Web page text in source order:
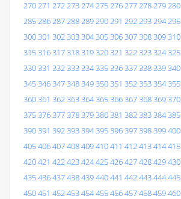
270271 272273274275276277278279280
285286287288289290291 292293294295
300301 302303304305306307308309310
315316317318319320321 322323324325
330331 332333334335336337338339340
345346347348349350351 352353354355
360361 362363364365366367368369370
375376377378379380381 382383384385
390391 392393394395396397398399400
405406407408409410411 412413414415
420421 422423424425426427428429430
435436437438439440441 442443444445
450451 452453454455456457458459460